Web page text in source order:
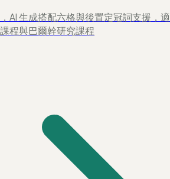
AI 生成搭配六格與後置定冠詞支援，適
程與巴爾幹研究課程